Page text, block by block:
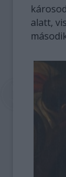
alatt,